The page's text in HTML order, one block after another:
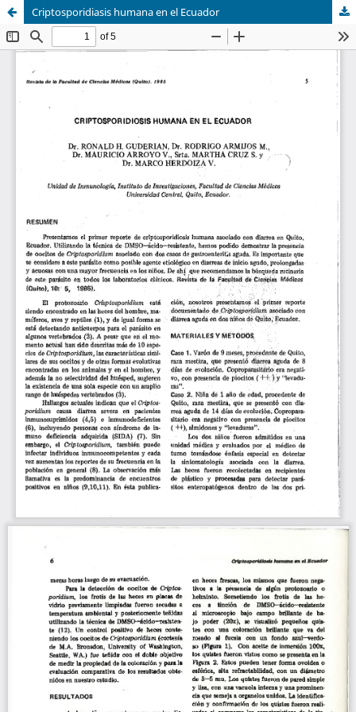
Criptosporidiasis humana en el Ecuador